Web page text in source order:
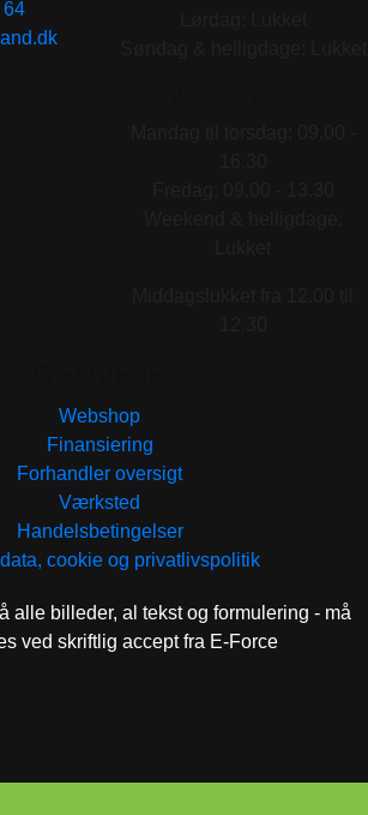
64
Webshop
Finansiering
Forhandler oversigt
Værksted
Handelsbetingelser
cookie og privatlivspolitik
alle billeder, al tekst og formulering - må
ved skriftlig accept fra E-Force